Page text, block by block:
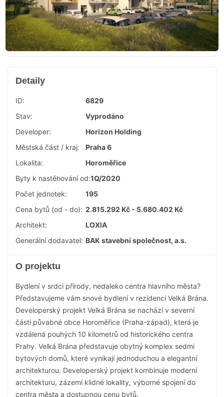
Detaily
ID:
6829
Stav:
Vyprodáno
Developer:
Horizon Holding
Městská část / kraj:
Praha 6
Lokalita:
Horoměřice
Byty k nastěhování od:1Q/2020
Počet jednotek:
195
Cena bytů (od - do): 2.815.292 Kč - 5.680.402 Kč
Architekt:
LOXIA
Generální dodavatel: BAK stavební společnost, a.s.
O projektu
Bydlení v srdci přírody, nedaleko centra hlavního města?
Představujeme vám snové bydlení v rezidenci Velká Brána.
Developerský projekt Velká Brána se nachází v severní
části půvabné obce Horoměřice (Praha-západ), která je
vzdálená pouhých 10 kilometrů od historického centra
Prahy. Velká Brána představuje obytný komplex sedmi
bytových domů, které vynikají jednoduchou a elegantní
architekturou. Developerský projekt kombinuje moderní
architekturu, zázemí klidné lokality, výborné spojení do
centra města a dostupnou cenu bytů.